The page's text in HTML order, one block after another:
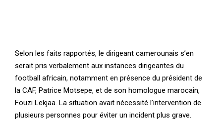
Selon les faits rapportés, le dirigeant camerounais s’en
serait pris verbalement aux instances dirigeantes du
football africain, notamment en présence du président de
la CAF, Patrice Motsepe, et de son homologue marocain,
Fouzi Lekjaa. La situation avait nécessité l’intervention de
plusieurs personnes pour éviter un incident plus grave.